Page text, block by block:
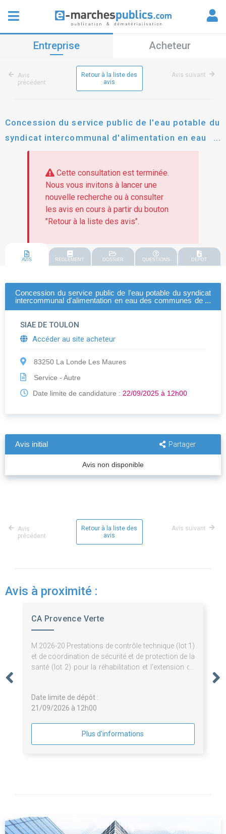
Entreprise Acheteur
Avis
précédent
Retour à la liste des
avis
Avis suivant
Concession du service public de l'eau potable du
syndicat intercommunal d'alimentation en eau
des communes de la région est de toulon
Cette consultation est terminée.
Nous vous invitons à lancer une
nouvelle recherche ou à consulter
les avis en cours à partir du bouton
"Retour à la liste des avis".
AVIS REGLEMENT DOSSIER QUESTIONS DEPOT
Concession du service public de l'eau potable du syndicat
intercommunal d'alimentation en eau des communes de la
SIAE DE TOULON
Accéder au site acheteur
83250 La Londe Les Maures
Service - Autre
Date limite de candidature : 22/09/2025 à 12h00
Avis initial Partager
Avis non disponible
Avis
précédent
Retour à la liste des
avis
Avis suivant
Avis à proximité :
CA Provence Verte
M.2026-20 Prestations de contrôle technique (lot 1)
et de coordination de sécurité et de protection de la
santé (lot 2) pour la réhabilitation et l'extension du
Date limite de dépôt :
21/09/2026 à 12h00
Plus d'informations